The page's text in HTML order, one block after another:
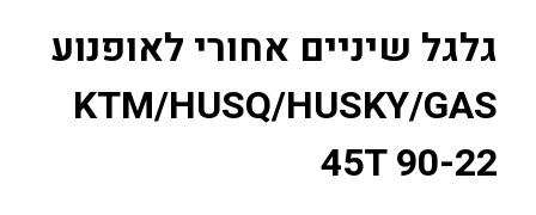
גלגל שיניים אחורי לאופנוע
KTM/HUSQ/HUSKY/GAS
45T 90-22